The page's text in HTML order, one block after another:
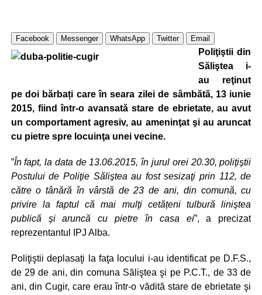
Facebook Messenger WhatsApp Twitter Email
Poliţiştii din
Săliştea i-
au reţinut
pe doi bărbați care în seara zilei de sâmbătă, 13 iunie
2015, fiind într-o avansată stare de ebrietate, au avut
un comportament agresiv, au ameninţat şi au aruncat
cu pietre spre locuinţa unei vecine.
”În fapt, la data de 13.06.2015, în jurul orei 20.30, poliţiştii
Postului de Poliţie Săliştea au fost sesizaţi prin 112, de
către o tânără în vârstă de 23 de ani, din comună, cu
privire la faptul că mai mulţi cetățeni tulbură liniştea
publică şi aruncă cu pietre în casa ei”, a precizat
reprezentantul IPJ Alba.
Poliţiştii deplasaţi la faţa locului i-au identificat pe D.F.S.,
de 29 de ani, din comuna Săliştea şi pe P.C.T., de 33 de
ani, din Cugir, care erau într-o vădită stare de ebrietate şi